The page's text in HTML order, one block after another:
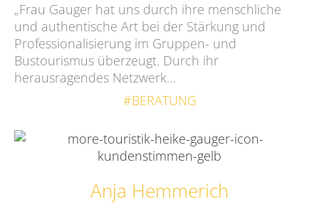
„Frau Gauger hat uns durch ihre menschliche
und authentische Art bei der Stärkung und
Professionalisierung im Gruppen- und
Bustourismus überzeugt. Durch ihr
herausragendes Netzwerk…
#BERATUNG
Anja Hemmerich